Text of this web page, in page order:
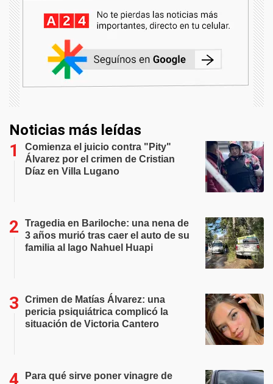
Noticias más leídas
Comienza el juicio contra "Pity"
Álvarez por el crimen de Cristian
Díaz en Villa Lugano
Tragedia en Bariloche: una nena de
3 años murió tras caer el auto de su
familia al lago Nahuel Huapi
Crimen de Matías Álvarez: una
pericia psiquiátrica complicó la
situación de Victoria Cantero
Para qué sirve poner vinagre de